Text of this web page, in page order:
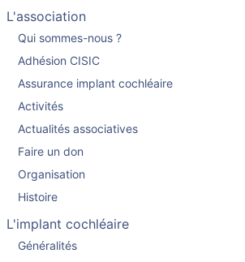
L'association
Qui sommes-nous ?
Adhésion CISIC
Assurance implant cochléaire
Activités
Actualités associatives
Faire un don
Organisation
Histoire
L'implant cochléaire
Généralités